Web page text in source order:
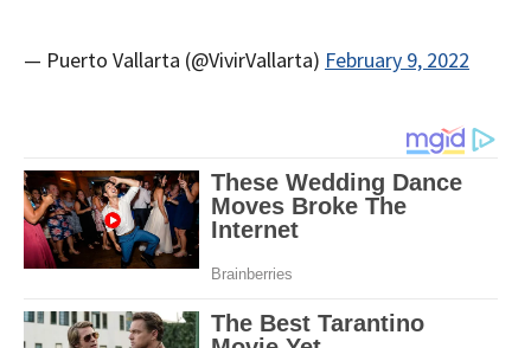
— Puerto Vallarta (@VivirVallarta) February 9, 2022